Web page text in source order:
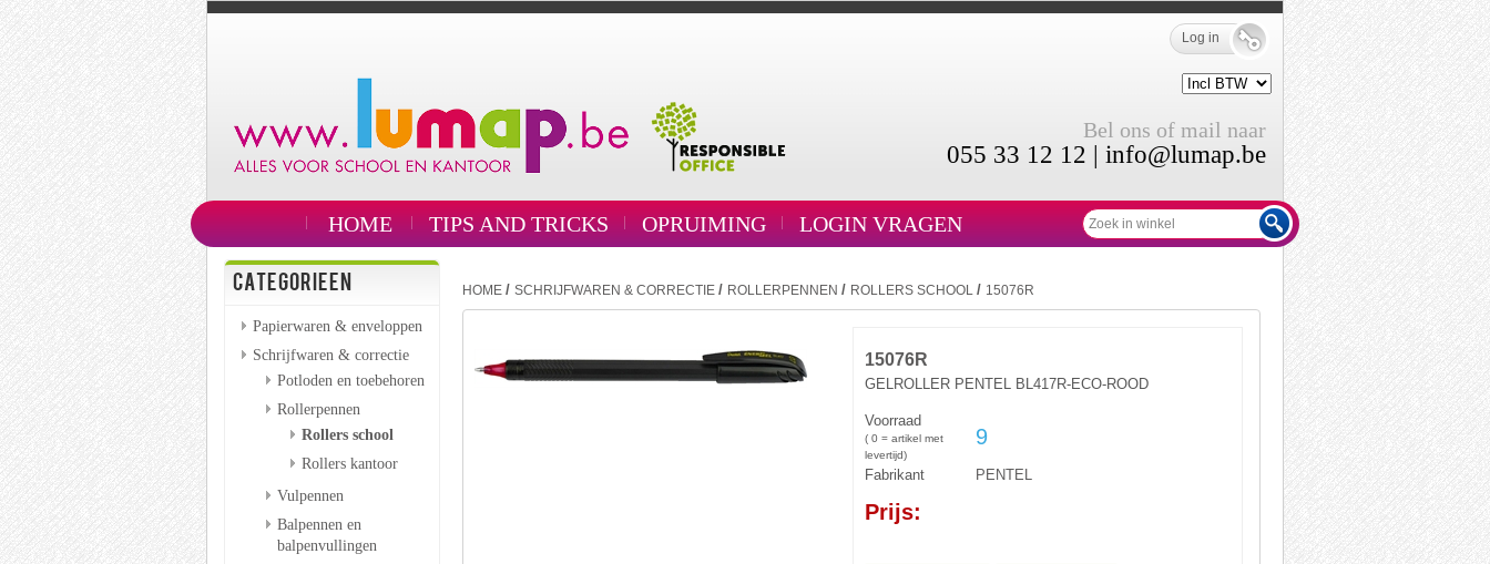
Log in
Bel ons of mail naar
055 33 12 12 | info@lumap.be
HOME TIPS AND TRICKS OPRUIMING LOGIN VRAGEN
CATEGORIEEN
Papierwaren & enveloppen
Schrijfwaren & correctie
Potloden en toebehoren
Rollerpennen
Rollers school
Rollers kantoor
Vulpennen
Balpennen en
balpenvullingen
HOME / SCHRIJFWAREN & CORRECTIE / ROLLERPENNEN / ROLLERS SCHOOL / 15076R
15076R
GELROLLER PENTEL BL417R-ECO-ROOD
Voorraad
( 0 = artikel met
levertijd)
9
Fabrikant PENTEL
Prijs: